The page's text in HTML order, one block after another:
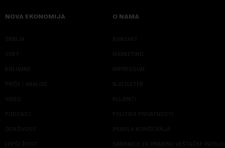
NOVA EKONOMIJA
SRBIJA
SVET
KOLUMNE
PRIČE I ANALIZE
VIDEO
PODCAST
ODRŽIVOST
LEPŠI ŽIVOT
O NAMA
KONTAKT
MARKETING
IMPRESSUM
NJUZLETER
KLIJENTI
POLITIKA PRIVATNOSTI
PRAVILA KORIŠĆENJA
SMERNICE ZA PRIMENU VEŠTAČKE